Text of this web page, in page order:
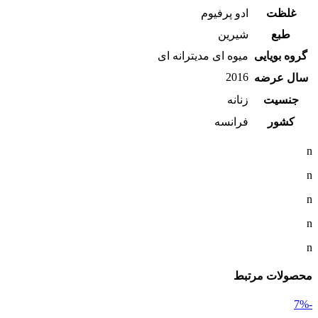
غلظت
ادو پرفیوم
طبع
شیرین
گروه بویایی میوه ای مدیترانه ای
سال عرضه 2016
جنسیت
زنانه
کشور
فرانسه
n
n
n
n
n
محصولات مرتبط
-7%